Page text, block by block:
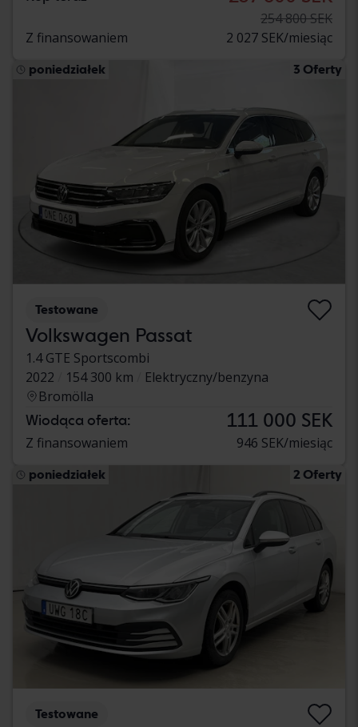
254 800 SEK
Z finansowaniem
2 027 SEK/miesiąc
poniedziałek 3 Oferty
Testowane
Volkswagen Passat
1.4 GTE Sportscombi
2022
154 300 km
Elektryczny/benzyna
Bromölla
Wiodąca oferta: 111 000 SEK
Z finansowaniem 946 SEK/miesiąc
poniedziałek 2 Oferty
Testowane